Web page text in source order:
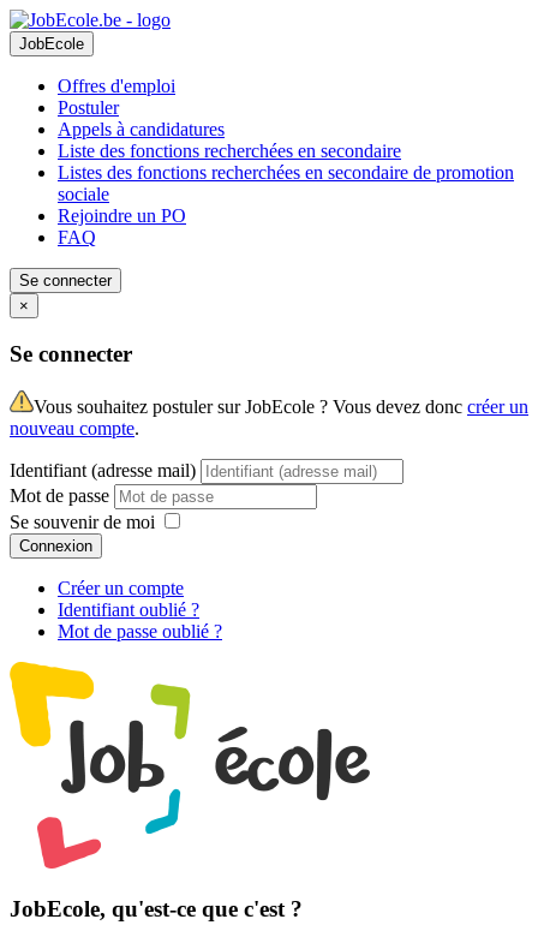
JobEcole
Offres d'emploi
Postuler
Appels à candidatures
Liste des fonctions recherchées en secondaire
Listes des fonctions recherchées en secondaire de promotion
sociale
Rejoindre un PO
FAQ
Se connecter
×
Se connecter
Vous souhaitez postuler sur JobEcole ? Vous devez donc créer un
nouveau compte.
Identifiant (adresse mail)
Mot de passe
Se souvenir de moi
Connexion
Créer un compte
Identifiant oublié ?
Mot de passe oublié ?
JobEcole, qu'est-ce que c'est ?